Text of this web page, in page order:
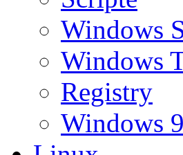
Windows
Windows
Registry
Windows